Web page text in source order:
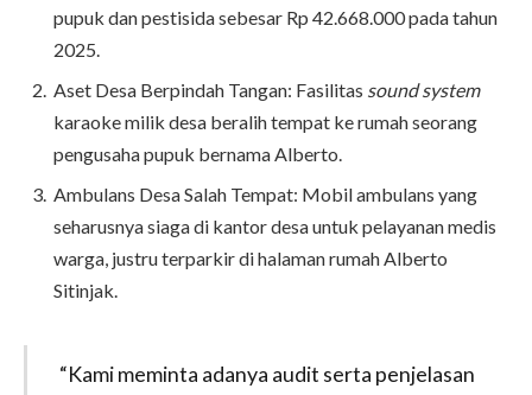
pupuk dan pestisida sebesar Rp 42.668.000 pada tahun
2025.
Aset Desa Berpindah Tangan: Fasilitas sound system
karaoke milik desa beralih tempat ke rumah seorang
pengusaha pupuk bernama Alberto.
Ambulans Desa Salah Tempat: Mobil ambulans yang
seharusnya siaga di kantor desa untuk pelayanan medis
warga, justru terparkir di halaman rumah Alberto
Sitinjak.
“Kami meminta adanya audit serta penjelasan